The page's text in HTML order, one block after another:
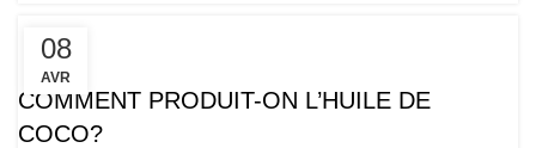
08
AVR
BENIN
COMMENT PRODUIT-ON L’HUILE DE
COCO?